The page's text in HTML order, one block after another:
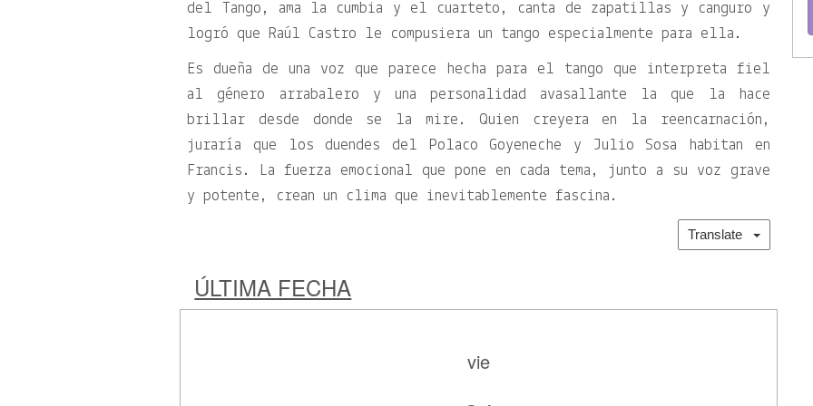
del Tango, ama la cumbia y el cuarteto, canta de zapatillas y canguro y
logró que Raúl Castro le compusiera un tango especialmente para ella.
Es dueña de una voz que parece hecha para el tango que interpreta fiel
al género arrabalero y una personalidad avasallante la que la hace
brillar desde donde se la mire. Quien creyera en la reencarnación,
juraría que los duendes del Polaco Goyeneche y Julio Sosa habitan en
Francis. La fuerza emocional que pone en cada tema, junto a su voz grave
y potente, crean un clima que inevitablemente fascina.
Translate
ÚLTIMA FECHA
vie